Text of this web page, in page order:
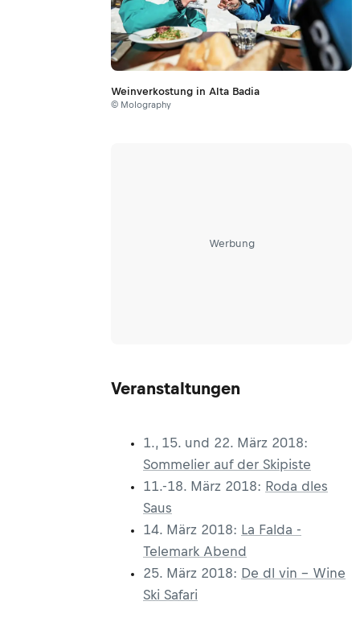
Weinverkostung in Alta Badia
© Molography
Werbung
Veranstaltungen
1., 15. und 22. März 2018:
Sommelier auf der Skipiste
11.-18. März 2018: Roda dles
Saus
14. März 2018: La Falda -
Telemark Abend
25. März 2018: De dl vin - Wine
Ski Safari